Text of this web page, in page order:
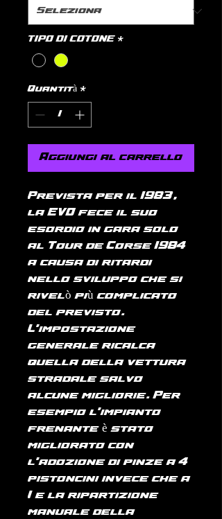
TIPO DI COTONE *
Quantità *
Aggiungi al carrello
Prevista per il 1983,
la EVO fece il suo
esordio in gara solo
al Tour de Corse 1984
a causa di ritardi
nello sviluppo che si
rivelò più complicato
del previsto.
L'impostazione
generale ricalca
quella della vettura
stradale salvo
alcune migliorie. Per
esempio l'impianto
frenante è stato
migliorato con
l'adozione di pinze a 4
pistoncini invece che a
1 e la ripartizione
manuale della